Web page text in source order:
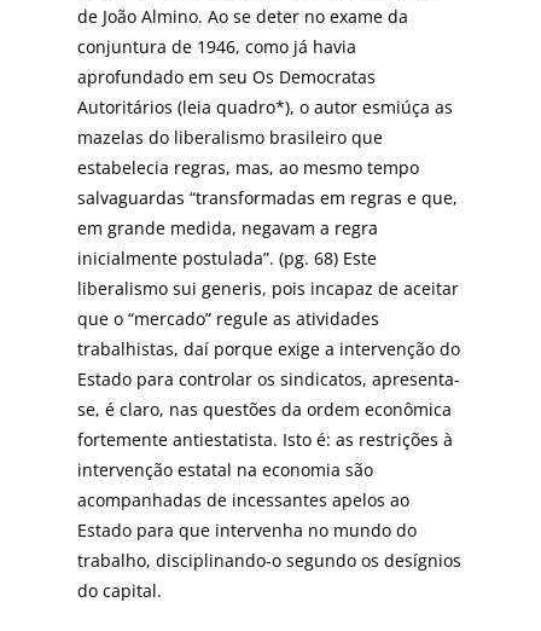
de João Almino. Ao se deter no exame da
conjuntura de 1946, como já havia
aprofundado em seu Os Democratas
Autoritários (leia quadro*), o autor esmiúça as
mazelas do liberalismo brasileiro que
estabelecia regras, mas, ao mesmo tempo
salvaguardas “transformadas em regras e que,
em grande medida, negavam a regra
inicialmente postulada”. (pg. 68) Este
liberalismo sui generis, pois incapaz de aceitar
que o “mercado” regule as atividades
trabalhistas, daí porque exige a intervenção do
Estado para controlar os sindicatos, apresenta-
se, é claro, nas questões da ordem econômica
fortemente antiestatista. Isto é: as restrições à
intervenção estatal na economia são
acompanhadas de incessantes apelos ao
Estado para que intervenha no mundo do
trabalho, disciplinando-o segundo os desígnios
do capital.